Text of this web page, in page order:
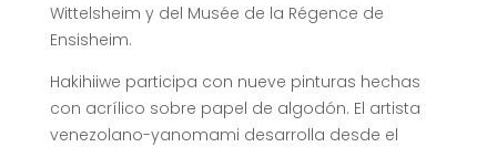
Wittelsheim y del Musée de la Régence de
Ensisheim.
Hakihiiwe participa con nueve pinturas hechas
con acrílico sobre papel de algodón. El artista
venezolano-yanomami desarrolla desde el